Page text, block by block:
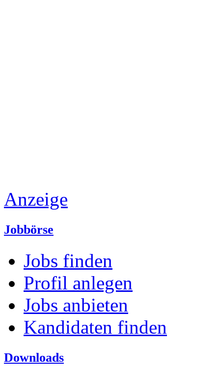
Anzeige
Jobbörse
Jobs finden
Profil anlegen
Jobs anbieten
Kandidaten finden
Downloads